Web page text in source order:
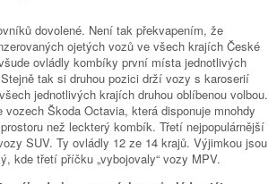
dovolené. Není tak překvapením, že
ojetých vozů ve všech krajích České
ovládly kombíky první místa jednotlivých
tak si druhou pozici drží vozy s karoserií
jednotlivých krajích druhou oblíbenou volbou.
Škoda Octavia, která disponuje mnohdy
než leckterý kombík. Třetí nejpopulárnější
SUV. Ty ovládly 12 ze 14 krajů. Výjimkou jsou
kde třetí příčku „vybojovaly“ vozy MPV.